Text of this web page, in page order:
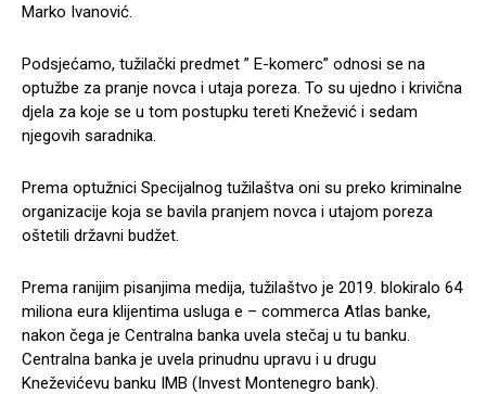
Marko Ivanović.
Podsjećamo, tužilački predmet ” E-komerc” odnosi se na
optužbe za pranje novca i utaja poreza. To su ujedno i krivična
djela za koje se u tom postupku tereti Knežević i sedam
njegovih saradnika.
Prema optužnici Specijalnog tužilaštva oni su preko kriminalne
organizacije koja se bavila pranjem novca i utajom poreza
oštetili državni budžet.
Prema ranijim pisanjima medija, tužilaštvo je 2019. blokiralo 64
miliona eura klijentima usluga e – commerca Atlas banke,
nakon čega je Centralna banka uvela stečaj u tu banku.
Centralna banka je uvela prinudnu upravu i u drugu
Kneževićevu banku IMB (Invest Montenegro bank).